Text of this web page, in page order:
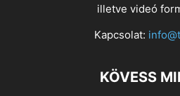
illetve videó
Kapcsolat:
KÖVESS